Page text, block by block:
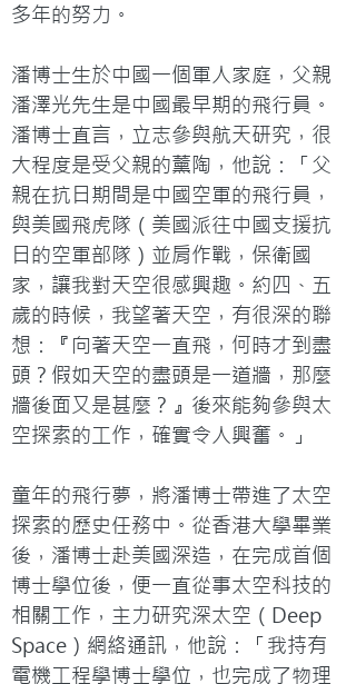
多年的努力。
潘博士生於中國一個軍人家庭，父親
潘澤光先生是中國最早期的飛行員。
潘博士直言，立志參與航天研究，很
大程度是受父親的薰陶，他說：「父
親在抗日期間是中國空軍的飛行員，
與美國飛虎隊（美國派往中國支援抗
日的空軍部隊）並肩作戰，保衛國
家，讓我對天空很感興趣。約四、五
歲的時候，我望著天空，有很深的聯
想：『向著天空一直飛，何時才到盡
頭？假如天空的盡頭是一道牆，那麼
牆後面又是甚麼？』後來能夠參與太
空探索的工作，確實令人興奮。」
童年的飛行夢，將潘博士帶進了太空
探索的歷史任務中。從香港大學畢業
後，潘博士赴美國深造，在完成首個
博士學位後，便一直從事太空科技的
相關工作，主力研究深太空（Deep
Space）網絡通訊，他說：「我持有
電機工程學博士學位，也完成了物理